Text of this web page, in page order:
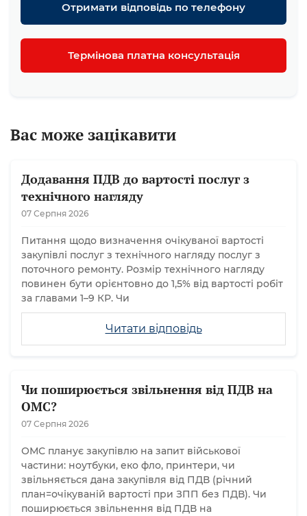
Отримати відповідь по телефону
Термінова платна консультація
Вас може зацікавити
Додавання ПДВ до вартості послуг з
технічного нагляду
07 Серпня 2026
Читати відповідь
Питання щодо визначення очікуваної вартості
закупівлі послуг з технічного нагляду послуг з
поточного ремонту. Розмір технічного нагляду
повинен бути орієнтовно до 1,5% від вартості робіт
за главами 1–9 КР. Чи
Чи поширюється звільнення від ПДВ на
ОМС?
07 Серпня 2026
ОМС планує закупівлю на запит військової
частини: ноутбуки, еко фло, принтери, чи
звільняється дана закупівля від ПДВ (річний
план=очікуваній вартості при ЗПП без ПДВ). Чи
поширюється звільнення від ПДВ на